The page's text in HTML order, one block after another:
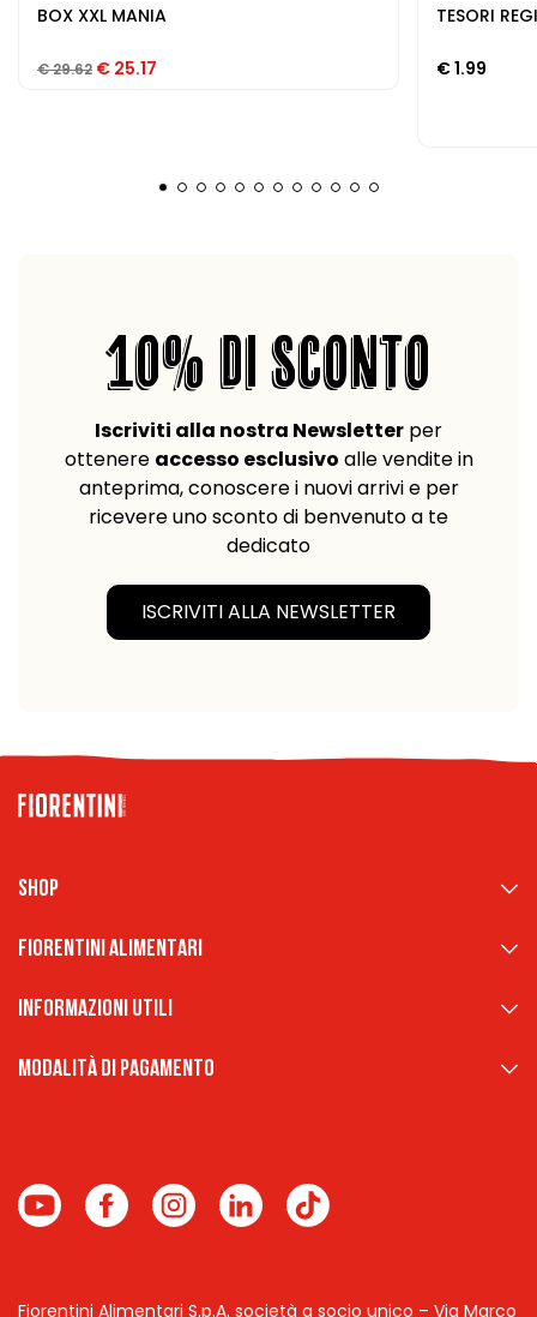
BOX XXL MANIA
€29.62 Il prezzo originale era: € 29.62.
€ 25.17
TESORI
€1.99
10% DI SCONTO
Iscriviti alla nostra Newsletter per
ottenere accesso esclusivo alle vendite in
anteprima, conoscere i nuovi arrivi e per
ricevere uno sconto di benvenuto a te
dedicato
ISCRIVITI ALLA NEWSLETTER
Shop
Fiorentini Alimentari
Informazioni Utili
Modalità di pagamento
Fiorentini Alimentari S.p.A. società a socio unico – Via Marco